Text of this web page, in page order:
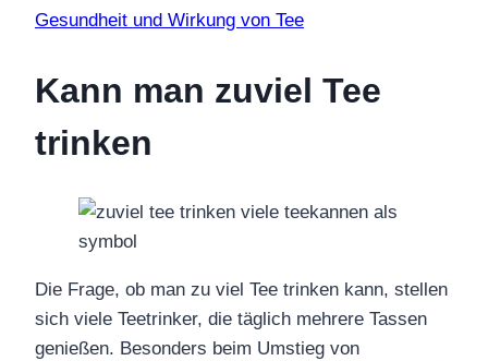
Gesundheit und Wirkung von Tee
Kann man zuviel Tee
trinken
Die Frage, ob man zu viel Tee trinken kann, stellen
sich viele Teetrinker, die täglich mehrere Tassen
genießen. Besonders beim Umstieg von